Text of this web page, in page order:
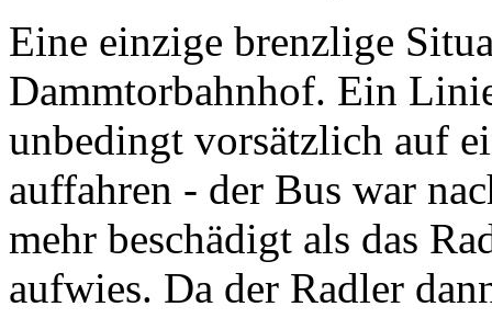
Eine einzige brenzlige
Dammtorbahnhof. Ein
unbedingt vorsätzlich auf
auffahren - der Bus war
mehr beschädigt als das
aufwies. Da der Radler